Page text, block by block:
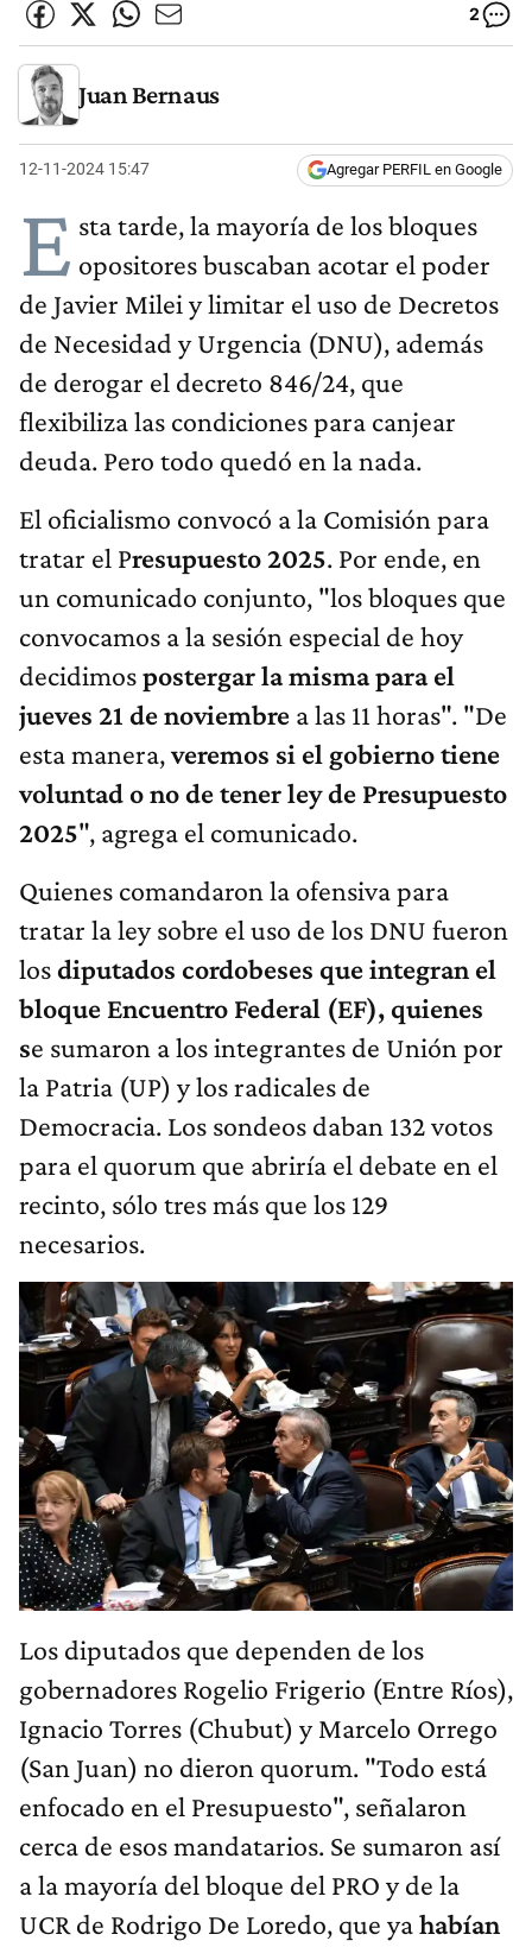
2
Juan Bernaus
12-11-2024 15:47 Agregar PERFIL en Google
E sta tarde, la mayoría de los bloques
opositores buscaban acotar el poder
de Javier Milei y limitar el uso de Decretos
de Necesidad y Urgencia (DNU), además
de derogar el decreto 846/24, que
flexibiliza las condiciones para canjear
deuda. Pero todo quedó en la nada.
El oficialismo convocó a la Comisión para
tratar el Presupuesto 2025. Por ende, en
un comunicado conjunto, "los bloques que
convocamos a la sesión especial de hoy
decidimospostergar la misma para el
jueves 21 de noviembre a las 11 horas". "De
esta manera,veremos si el gobierno tiene
voluntad o no de tener ley de Presupuesto
2025", agrega el comunicado.
Quienes comandaron la ofensiva para
tratar la ley sobre el uso de los DNU fueron
losdiputados cordobeses que integran el
bloque Encuentro Federal (EF), quienes
se sumaron a los integrantes de Unión por
la Patria (UP) y los radicales de
Democracia. Los sondeos daban 132 votos
para el quorum que abriría el debate en el
recinto, sólo tres más que los 129
necesarios.
Los diputados que dependen de los
gobernadores Rogelio Frigerio (Entre Ríos),
Ignacio Torres (Chubut) y Marcelo Orrego
(San Juan) no dieron quorum. "Todo está
enfocado en el Presupuesto", señalaron
cerca de esos mandatarios. Se sumaron así
a la mayoría del bloque del PRO y de la
UCR de Rodrigo De Loredo, que yahabían